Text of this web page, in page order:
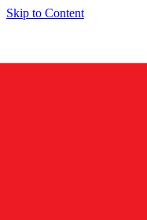
Skip to Content